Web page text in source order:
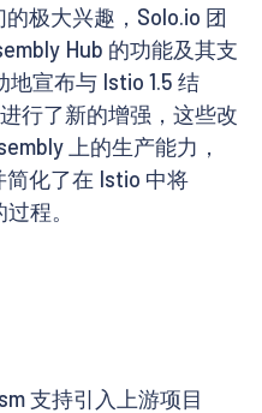
极大兴趣，Solo.io 团
Hub 的功能及其支
宣布与 Istio 1.5 结
行了新的增强，这些改
上的生产能力，
化了在 Istio 中将
程。
支持引入上游项目